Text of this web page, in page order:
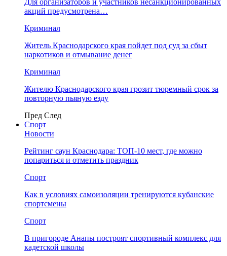
Для организаторов и участников несанкционированных
акций предусмотрена…
Криминал
Житель Краснодарского края пойдет под суд за сбыт
наркотиков и отмывание денег
Криминал
Жителю Краснодарского края грозит тюремный срок за
повторную пьяную езду
Пред След
Спорт
Новости
Рейтинг саун Краснодара: ТОП-10 мест, где можно
попариться и отметить праздник
Спорт
Как в условиях самоизоляции тренируются кубанские
спортсмены
Спорт
В пригороде Анапы построят спортивный комплекс для
кадетской школы